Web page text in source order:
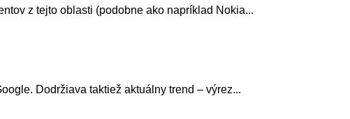
z tejto oblasti (podobne ako napríklad Nokia...
Dodržiava taktiež aktuálny trend – výrez...